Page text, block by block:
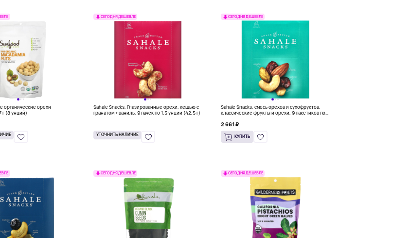
органические орехи
г (8 унций)
СЕГОДНЯ ДЕШЕВЛЕ
Sahale Snacks, Глазированные орехи, кешью с
гранатом + ваниль, 9 пачек по 1,5 унции (42,5 г)
УТОЧНИТЬ НАЛИЧИЕ
СЕГОДНЯ ДЕШЕВЛЕ
Sahale Snacks, смесь орехов и сухофруктов,
классические фрукты и орехи, 9 пакетиков по
2 661 ₽
КУПИТЬ
СЕГОДНЯ ДЕШЕВЛЕ СЕГОДНЯ ДЕШЕВЛЕ